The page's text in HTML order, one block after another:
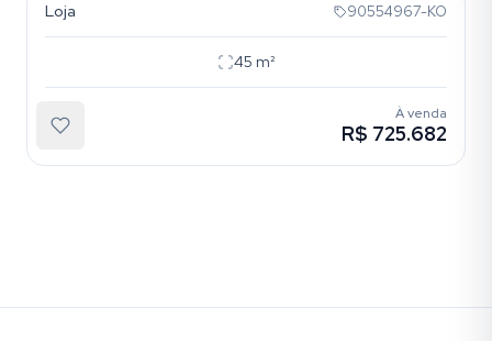
Loja 90554967-KO
45 m²
À venda
R$ 725.682